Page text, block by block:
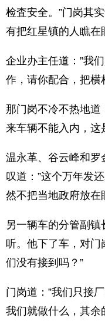
检査安全。”门岗其
有把红星镇的人瞧在
企业办主任道：”我
作，请你配合，把横
那门岗不冷不热地道
来车辆不能入内，这
温永革、谷云峰和
叹道：”这个万年发
然不把当地政府放在
另一辆车的分管副
听。他下了车，对门
们没有接到吗？”
门岗道：”我们只接
我们就做什么，其余